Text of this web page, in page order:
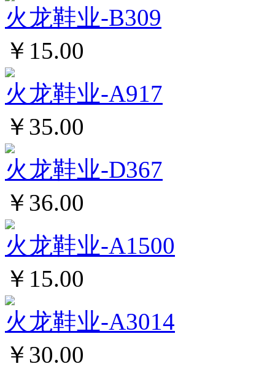
火龙鞋业-B309
￥15.00
火龙鞋业-A917
￥35.00
火龙鞋业-D367
￥36.00
火龙鞋业-A1500
￥15.00
火龙鞋业-A3014
￥30.00